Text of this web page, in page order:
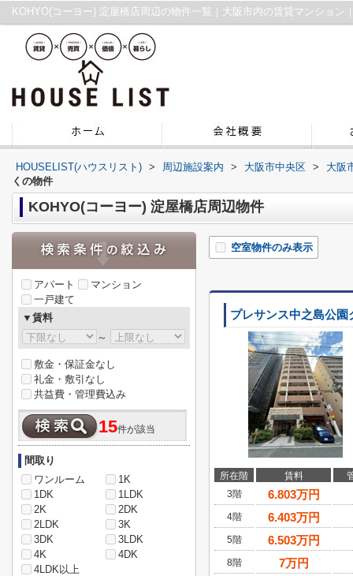
KOHYO(コーヨー) 淀屋橋店周辺の物件一覧｜大阪市内の賃貸マンション
HOUSELIST(ハウスリスト) > 周辺施設案内 > 大阪市中央区 >
大阪
くの物件
KOHYO(コーヨー) 淀屋橋店周辺物件
空室物件のみ表示
プレサンス中之島公園
所在階 賃料
3階
6.803万円
4階 6.403万円
5階 6.503万円
8階 7万円
アパート
マンション
一戸建て
▼賃料
～
敷金・保証金なし
礼金・敷引なし
共益費・管理費込み
15件が該当
間取り
ワンルーム
1K
1DK
1LDK
2K
2DK
2LDK
3K
3DK
3LDK
4K
4DK
4LDK以上